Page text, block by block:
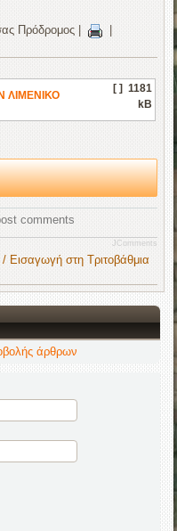
Πρόδρομος
ΛΙΜΕΝΙΚΟ
[ ] 1181
kB
comments
JComments
/ Εισαγωγή στη Τριτοβάθμια
άρθρων